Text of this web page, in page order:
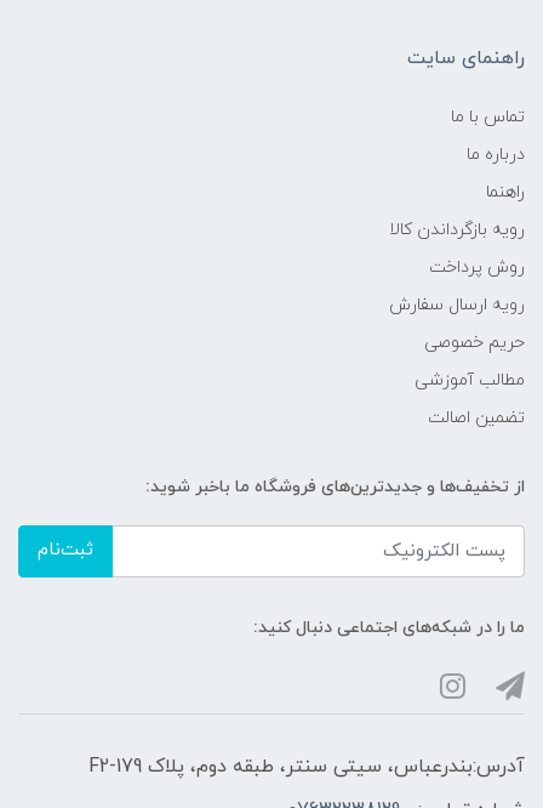
راهنمای سایت
تماس با ما
درباره ما
راهنما
رویه‌ بازگرداندن کالا
روش پرداخت
رویه ارسال سفارش
حریم خصوصی
مطالب آموزشی
تضمین اصالت
از تخفیف‌ها و جدیدترین‌های فروشگاه ما باخبر شوید:
ثبت‌نام
ما را در شبکه‌های اجتماعی دنبال کنید:
آدرس:بندرعباس، سیتی سنتر، طبقه دوم، پلاک F2-179